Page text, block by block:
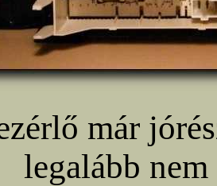
már
legalább